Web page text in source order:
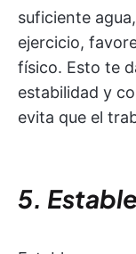
suficiente
ejercicio,
físico. Esto te
estabilidad y
evita que el
5.